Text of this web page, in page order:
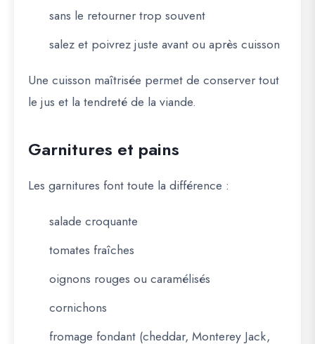
sans le retourner trop souvent
salez et poivrez juste avant ou après cuisson
Une cuisson maîtrisée permet de conserver tout
le jus et la tendreté de la viande.
Garnitures et pains
Les garnitures font toute la différence :
salade croquante
tomates fraîches
oignons rouges ou caramélisés
cornichons
fromage fondant (cheddar, Monterey Jack,